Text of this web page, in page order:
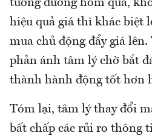
tương đương hôm qua,
hiệu quả giá thì khác biệt
mua chủ động đẩy giá
phản ánh tâm lý chờ bắt
thành hành động tốt hơn
Tóm lại, tâm lý thay đổi
bất chấp các rủi ro thông